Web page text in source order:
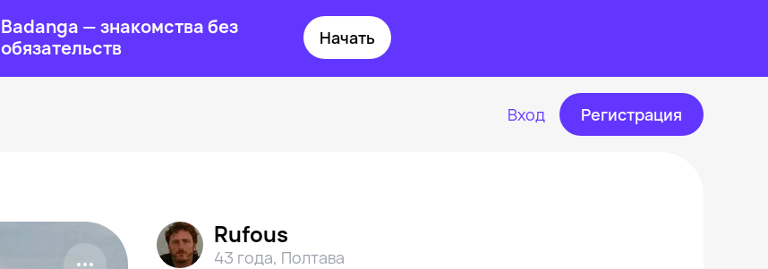
Badanga — знакомства без
обязательств
Начать
Вход Регистрация
Rufous
43 года, Полтава